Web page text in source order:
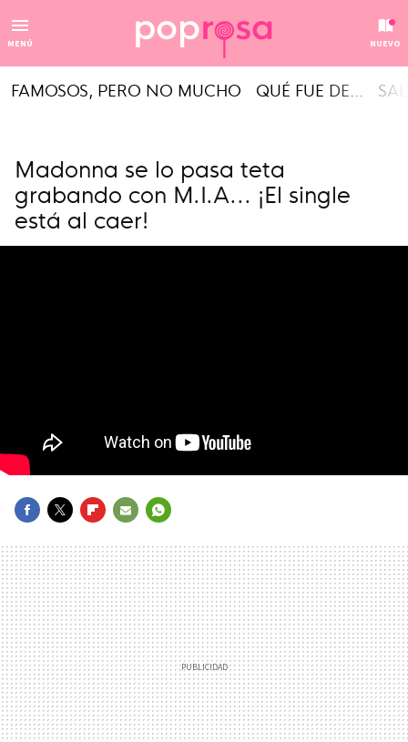
MENÚ NUEVO
FAMOSOS, PERO NO MUCHO QUÉ FUE DE...
Madonna se lo pasa teta
grabando con M.I.A... ¡El single
está al caer!
MAIL